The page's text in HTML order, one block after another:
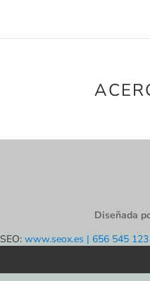
Diseñada
SEO: www.seox.es | 656 545